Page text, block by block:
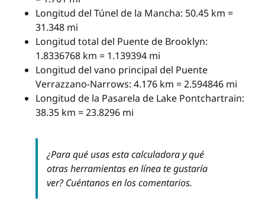
Longitud del Túnel de la Mancha: 50.45 km =
31.348 mi
Longitud total del Puente de Brooklyn:
1.8336768 km = 1.139394 mi
Longitud del vano principal del Puente
Verrazzano-Narrows: 4.176 km = 2.594846 mi
Longitud de la Pasarela de Lake Pontchartrain:
38.35 km = 23.8296 mi
¿Para qué usas esta calculadora y qué
otras herramientas en línea te gustaría
ver? Cuéntanos en los comentarios.